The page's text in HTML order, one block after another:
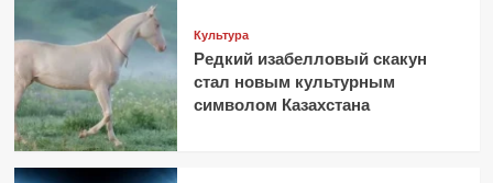
Культура
Редкий изабелловый скакун
стал новым культурным
символом Казахстана